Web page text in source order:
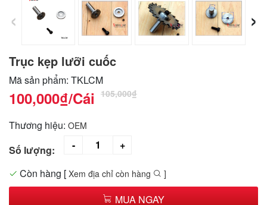
‹ ›
Trục kẹp lưỡi cuốc
Mã sản phẩm: TKLCM
100,000₫/Cái 105,000₫
Thương hiệu: OEM
Số lượng:
Còn hàng [ Xem địa chỉ còn hàng ]
MUA NGAY